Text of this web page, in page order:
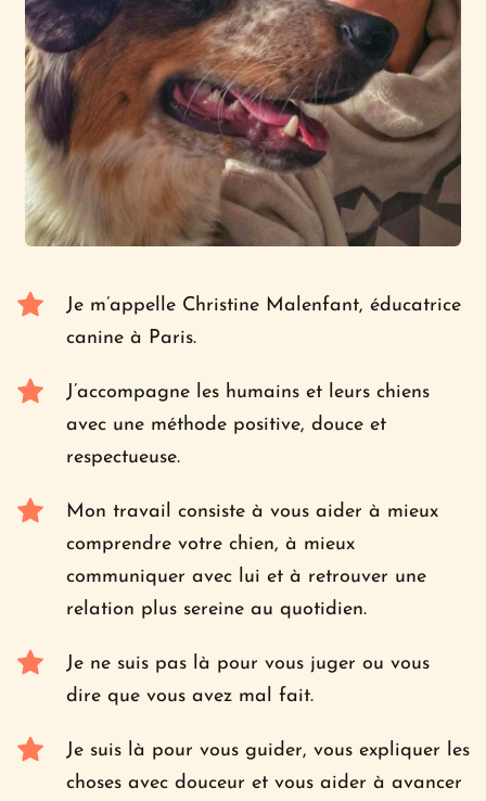
Je m’appelle Christine Malenfant, éducatrice
canine à Paris.
J’accompagne les humains et leurs chiens
avec une méthode positive, douce et
respectueuse.
Mon travail consiste à vous aider à mieux
comprendre votre chien, à mieux
communiquer avec lui et à retrouver une
relation plus sereine au quotidien.
Je ne suis pas là pour vous juger ou vous
dire que vous avez mal fait.
Je suis là pour vous guider, vous expliquer les
choses avec douceur et vous aider à avancer